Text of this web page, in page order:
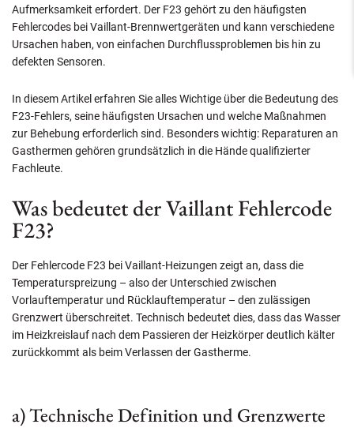
Aufmerksamkeit erfordert. Der F23 gehört zu den häufigsten
Fehlercodes bei Vaillant-Brennwertgeräten und kann verschiedene
Ursachen haben, von einfachen Durchflussproblemen bis hin zu
defekten Sensoren.
In diesem Artikel erfahren Sie alles Wichtige über die Bedeutung des
F23-Fehlers, seine häufigsten Ursachen und welche Maßnahmen
zur Behebung erforderlich sind. Besonders wichtig: Reparaturen an
Gasthermen gehören grundsätzlich in die Hände qualifizierter
Fachleute.
Was bedeutet der Vaillant Fehlercode
F23?
Der Fehlercode F23 bei Vaillant-Heizungen zeigt an, dass die
Temperaturspreizung – also der Unterschied zwischen
Vorlauftemperatur und Rücklauftemperatur – den zulässigen
Grenzwert überschreitet. Technisch bedeutet dies, dass das Wasser
im Heizkreislauf nach dem Passieren der Heizkörper deutlich kälter
zurückkommt als beim Verlassen der Gastherme.
a) Technische Definition und Grenzwerte